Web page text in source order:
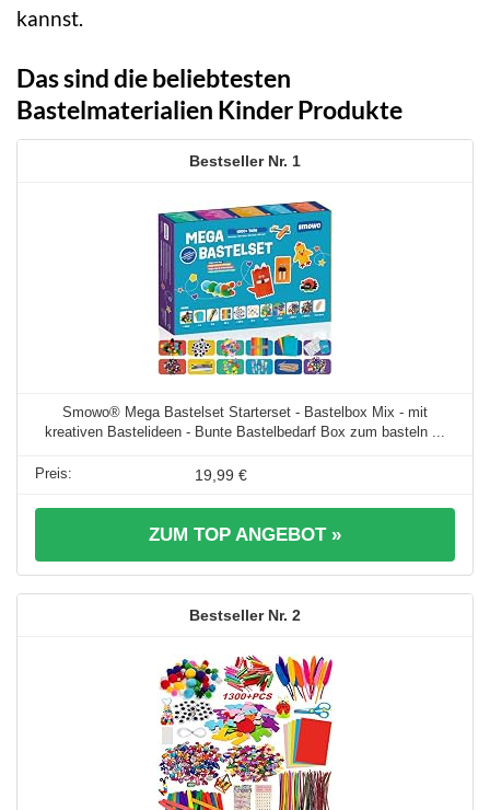
kannst.
Das sind die beliebtesten
Bastelmaterialien Kinder Produkte
1
Smowo® Mega Bastelset Starterset - Bastelbox Mix - mit
kreativen Bastelideen - Bunte Bastelbedarf Box zum basteln ...
19,99 €
ZUM TOP ANGEBOT »
2